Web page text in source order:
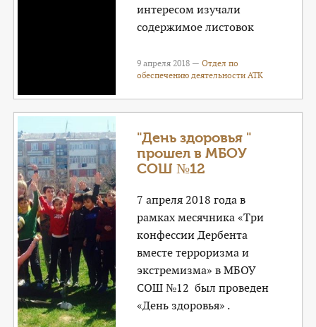
интересом изучали
содержимое листовок
9 апреля 2018 —Отдел по
обеспечению деятельности АТК
"День здоровья "
прошел в МБОУ
СОШ №12
7 апреля 2018 года в
рамках месячника «Три
конфессии Дербента
вместе терроризма и
экстремизма» в МБОУ
СОШ №12 был проведен
«День здоровья» .